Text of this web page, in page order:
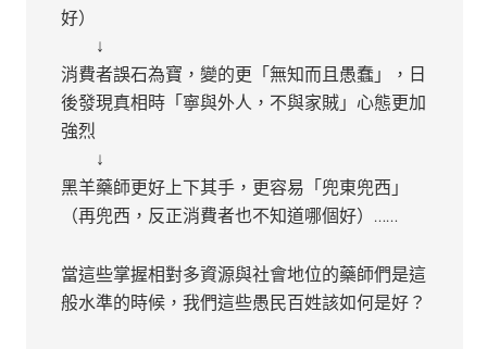
好）
↓
消費者誤石為寶，變的更「無知而且愚蠢」，日
後發現真相時「寧與外人，不與家賊」心態更加
強烈
↓
黑羊藥師更好上下其手，更容易「兜東兜西」
（再兜西，反正消費者也不知道哪個好）……
當這些掌握相對多資源與社會地位的藥師們是這
般水準的時候，我們這些愚民百姓該如何是好？